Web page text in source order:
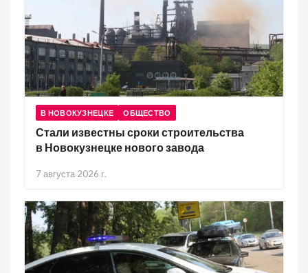
В НОВОКУЗНЕЦКЕ ОБЩЕСТВО
Стали известны сроки строительства
в Новокузнецке нового завода
7 августа 2026 г.